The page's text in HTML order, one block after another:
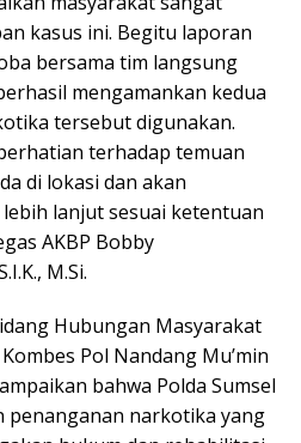
kasus ini. Begitu laporan
bersama tim langsung
mengamankan kedua
tersebut digunakan.
terhadap temuan
di lokasi dan akan
lanjut sesuai ketentuan
AKBP Bobby
M.Si.
Hubungan Masyarakat
Pol Nandang Mu’min
bahwa Polda Sumsel
penanganan narkotika yang